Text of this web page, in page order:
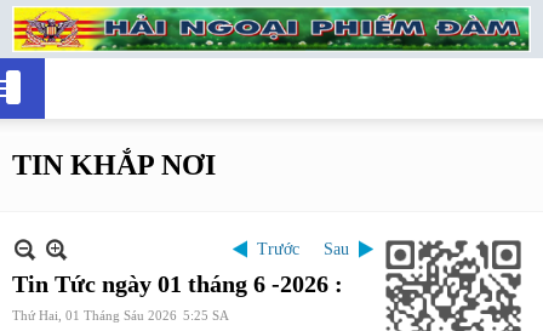
TIN KHẮP NƠI
Trước Sau
Tin Tức ngày 01 tháng 6 -2026 :
Thứ Hai, 01 Tháng Sáu 2026 5:25 SA